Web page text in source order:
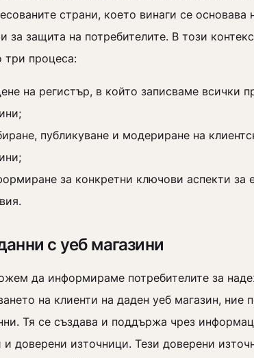
страни, което винаги се основава
за защита на потребителите. В този
три процеса:
на регистър, в който записваме всички
публикуване и модериране на
за конкретни ключови аспекти за
с уеб магазини
да информираме потребителите за
на клиенти на даден уеб магазин, ние
Тя се създава и поддържа чрез
и доверени източници. Тези доверени